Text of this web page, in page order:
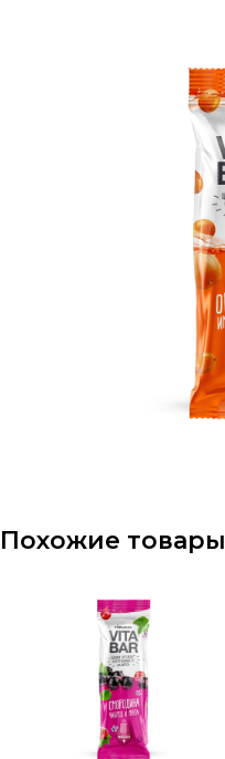
Похожие товары